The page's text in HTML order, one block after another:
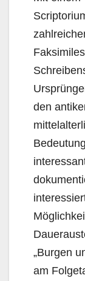
den
„Burgen
am